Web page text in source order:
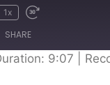
1x
SHARE
9:07